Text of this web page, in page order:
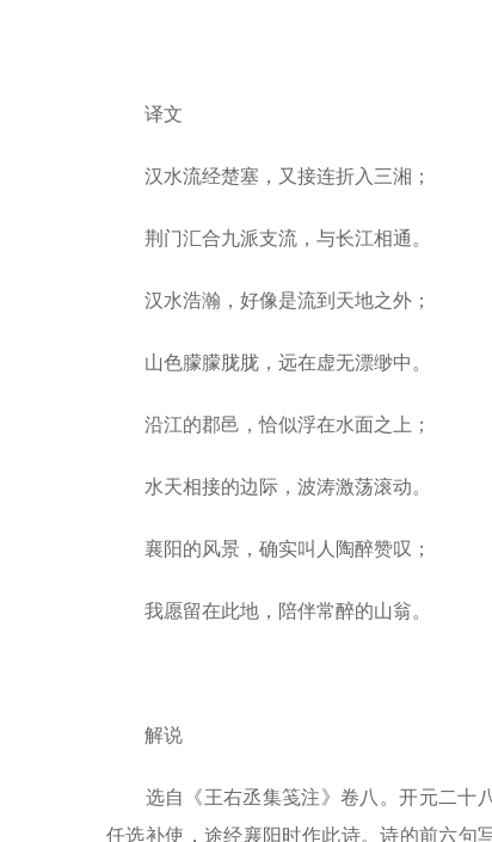
译文
汉水流经楚塞，又接连折入三湘；
荆门汇合九派支流，与长江相通。
汉水浩瀚，好像是流到天地之外；
山色朦朦胧胧，远在虚无漂缈中。
沿江的郡邑，恰似浮在水面之上；
水天相接的边际，波涛激荡滚动。
襄阳的风景，确实叫人陶醉赞叹；
我愿留在此地，陪伴常醉的山翁。
解说
选自《王右丞集笺注》卷八。开元二十八
任选补使，途经襄阳时作此诗。诗的前六句